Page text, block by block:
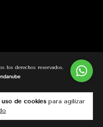
de cookies para agilizar
los derechos reservados.